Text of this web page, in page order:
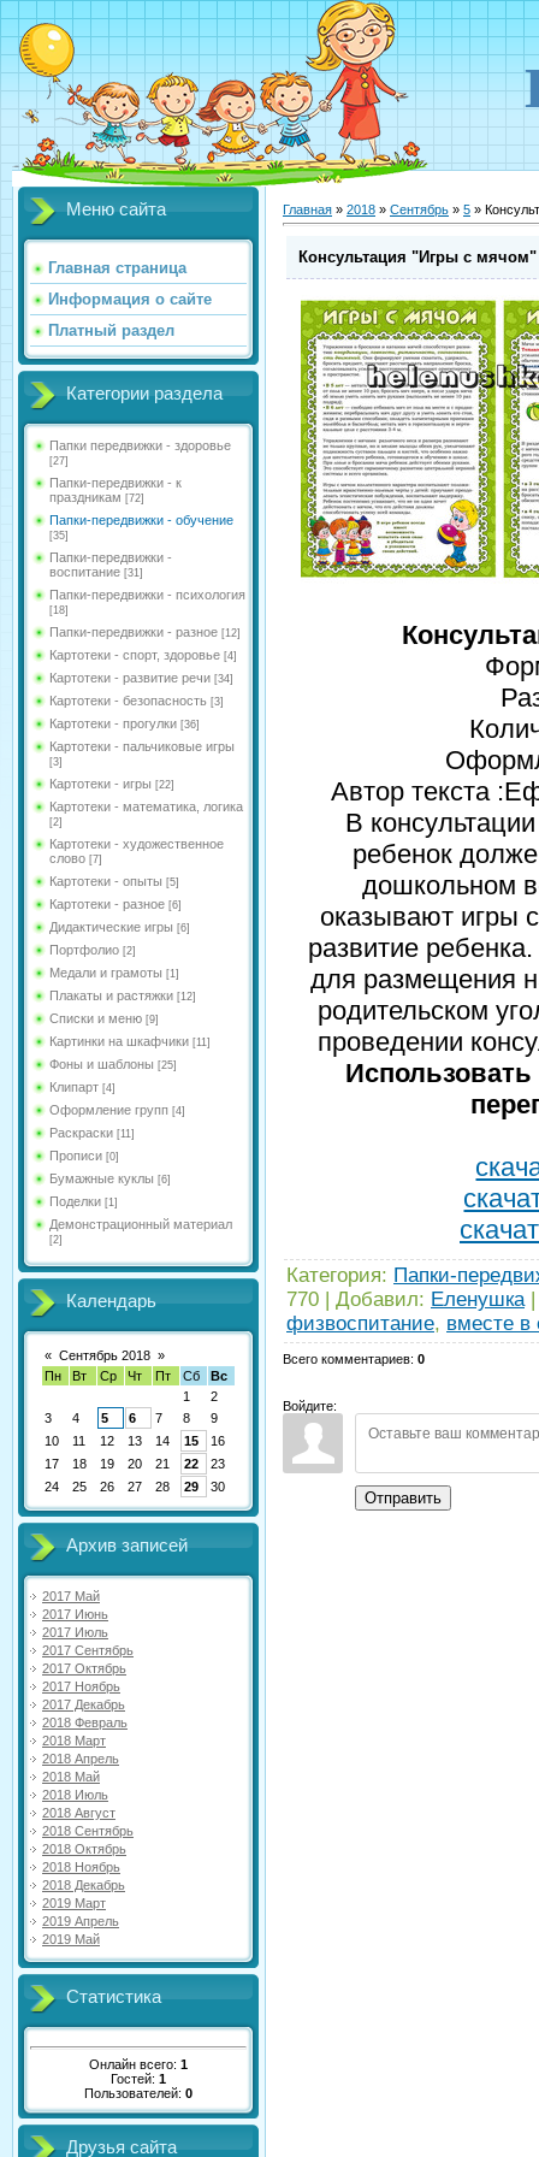
Меню сайта
Главная страница
Информация о сайте
Платный раздел
Категории раздела
Папки передвижки - здоровье
[27]
Папки-передвижки - к
праздникам [72]
Папки-передвижки - обучение
[35]
Папки-передвижки -
воспитание [31]
Папки-передвижки - психология
[18]
Папки-передвижки - разное [12]
Картотеки - спорт, здоровье [4]
Картотеки - развитие речи [34]
Картотеки - безопасность [3]
Картотеки - прогулки [36]
Картотеки - пальчиковые игры
[3]
Картотеки - игры [22]
Картотеки - математика, логика
[2]
Картотеки - художественное
слово [7]
Картотеки - опыты [5]
Картотеки - разное [6]
Дидактические игры [6]
Портфолио [2]
Медали и грамоты [1]
Плакаты и растяжки [12]
Списки и меню [9]
Картинки на шкафчики [11]
Фоны и шаблоны [25]
Клипарт [4]
Оформление групп [4]
Раскраски [11]
Прописи [0]
Бумажные куклы [6]
Поделки [1]
Демонстрационный материал
[2]
Календарь
« Сентябрь 2018 »
Пн
Вт Ср Чт Пт Сб
Вс
1
2
3
4 5 6 7 8
9
10
11 12 13 14 15
16
17
18 19 20 21 22
23
24
25 26 27 28 29 30
Архив записей
2017 Май
2017 Июнь
2017 Июль
2017 Сентябрь
2017 Октябрь
2017 Ноябрь
2017 Декабрь
2018 Февраль
2018 Март
2018 Апрель
2018 Май
2018 Июль
2018 Август
2018 Сентябрь
2018 Октябрь
2018 Ноябрь
2018 Декабрь
2019 Март
2019 Апрель
2019 Май
Статистика
Онлайн всего: 1
Гостей: 1
Пользователей: 0
Друзья сайта
Главная » 2018 » Сентябрь » 5 »
Консультация "Игры с мячом"
Автор текста
В
ребенок
дошкольном
оказывают игры
развитие
для размещения
родительском
проведении
Категория: Папки-
770
Добавил: Еленушка
физвоспитание, вместе в
Всего комментариев: 0
Войдите:
Отправить